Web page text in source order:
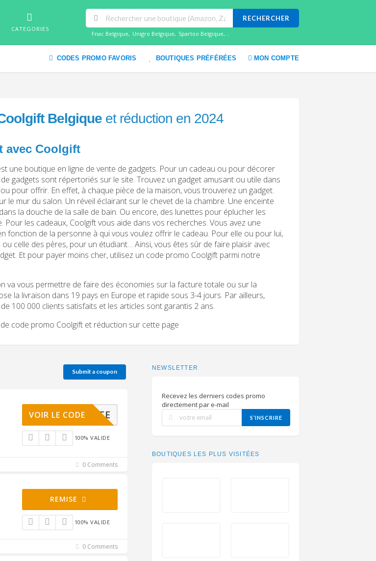
CATEGORIES
RECHERCHER
Fnac Belgique, Unigro Belgique, Spartoo Belgique,...
CODES PROMO FAVORIS BOUTIQUES PRÉFÉRÉES MON COMPTE
Belgique et réduction en 2024
avec Coolgift
une boutique en ligne de vente de gadgets. Pour un cadeau ou pour décorer
gadgets sont répertoriés sur le site. Trouvez un gadget amusant ou utile dans
pour offrir. En effet, à chaque pièce de la maison, vous trouverez un gadget.
le mur du salon. Un réveil éclairant sur le chevet de la chambre. Une enceinte
la douche de la salle de bain. Ou encore, des lunettes pour éplucher les
Pour les cadeaux, Coolgift vous aide dans vos recherches. Vous avez une
fonction de la personne à qui vous voulez offrir le cadeau. Pour elle ou pour lui,
celle des pères, pour un étudiant… Ainsi, vous êtes sûr de faire plaisir avec
Et pour payer moins cher, utilisez un code promo Coolgift parmi notre
va vous permettre de faire des économies sur la facture totale ou sur la
la livraison dans 19 pays en Europe et rapide sous 3-4 jours. Par ailleurs,
100 000 clients satisfaits et les articles sont garantis 2 ans.
code promo Coolgift et réduction sur cette page
Submit a coupon
LE SITE
VOIR LE CODE
100% VALIDE
0 Comments
REMISE
100% VALIDE
0 Comments
NEWSLETTER
Recevez les derniers codes promo
directement par e-mail
S’INSCRIRE
BOUTIQUES LES PLUS VISITÉES